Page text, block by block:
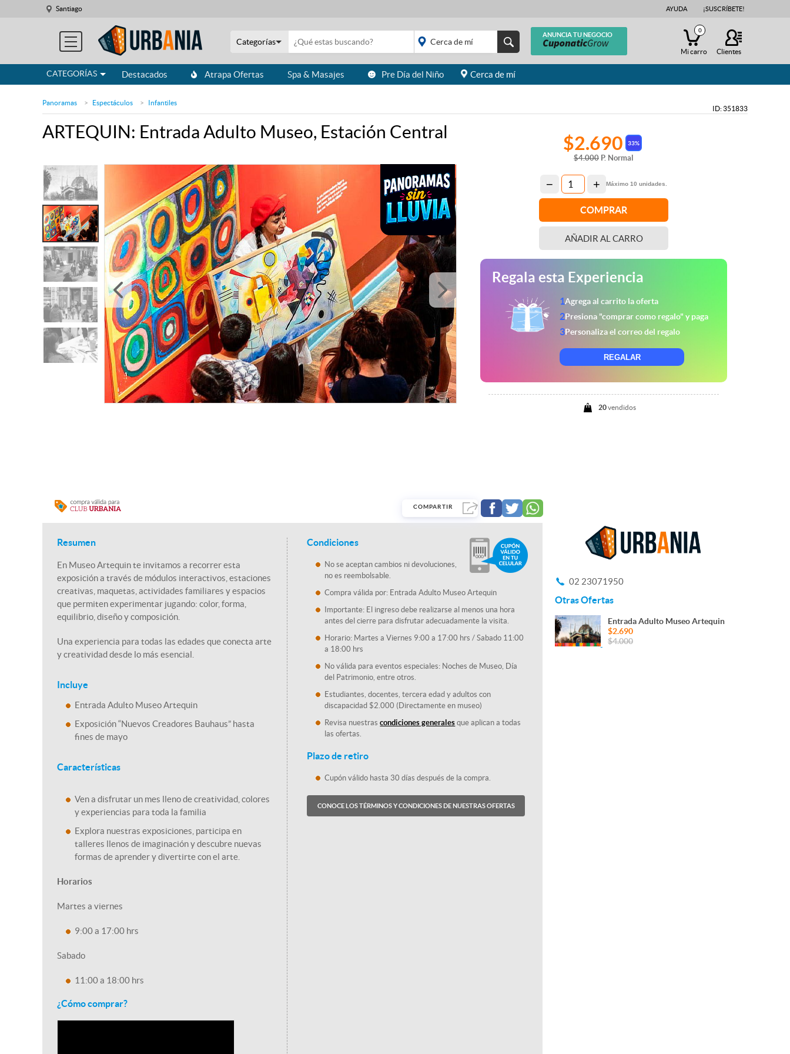
Santiago AYUDA ¡SUSCRÍBETE!
CATEGORÍAS
ANUNCIA TU NEGOCIO
Clientes
Categorías
placeholder="Todo el
0
Mi carro
Destacados Atrapa Ofertas Spa & Masajes Pre Día del Niño Cerca de mí
Panoramas Espectáculos Infantiles
ID: 351833
ARTEQUIN: Entrada Adulto Museo, Estación Central
$2.690 33%
$4.000 P. Normal
− + Máximo 10 unidades.
COMPRAR
AÑADIR AL CARRO
Regala esta Experiencia
1Agrega al carrito la oferta
2Presiona "comprar como regalo" y paga
3Personaliza el correo del regalo
REGALAR
20vendidos
COMPARTIR
Resumen
En Museo Artequin te invitamos a recorrer esta
exposición a través de módulos interactivos, estaciones
creativas, maquetas, actividades familiares y espacios
que permiten experimentar jugando: color, forma,
equilibrio, diseño y composición.
Una experiencia para todas las edades que conecta arte
y creatividad desde lo más esencial.
Incluye
Entrada Adulto Museo Artequin
Exposición “Nuevos Creadores Bauhaus” hasta
fines de mayo
Características
Ven a disfrutar un mes lleno de creatividad, colores
y experiencias para toda la familia
Explora nuestras exposiciones, participa en
talleres llenos de imaginación y descubre nuevas
formas de aprender y divertirte con el arte.
Horarios
Martes a viernes
9:00 a 17:00 hrs
Sabado
11:00 a 18:00 hrs
¿Cómo comprar?
Condiciones
No se aceptan cambios ni devoluciones,
no es reembolsable.
Compra válida por: Entrada Adulto Museo Artequin
Importante: El ingreso debe realizarse al menos una hora
antes del cierre para disfrutar adecuadamente la visita.
Horario: Martes a Viernes 9:00 a 17:00 hrs / Sabado 11:00
a 18:00 hrs
No válida para eventos especiales: Noches de Museo, Día
del Patrimonio, entre otros.
Estudiantes, docentes, tercera edad y adultos con
discapacidad $2.000 (Directamente en museo)
Revisa nuestrascondiciones generales que aplican a todas
las ofertas.
Plazo de retiro
Cupón válido hasta 30 días después de la compra.
CONOCE LOS TÉRMINOS Y CONDICIONES DE NUESTRAS OFERTAS
02 23071950
Otras Ofertas
Entrada Adulto Museo Artequin
$2.690
$4.000